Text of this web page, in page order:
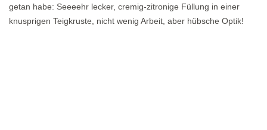
getan habe: Seeeehr lecker, cremig-zitronige Füllung in einer
knusprigen Teigkruste, nicht wenig Arbeit, aber hübsche Optik!